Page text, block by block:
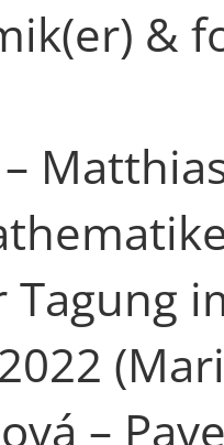
&
Tagung
–